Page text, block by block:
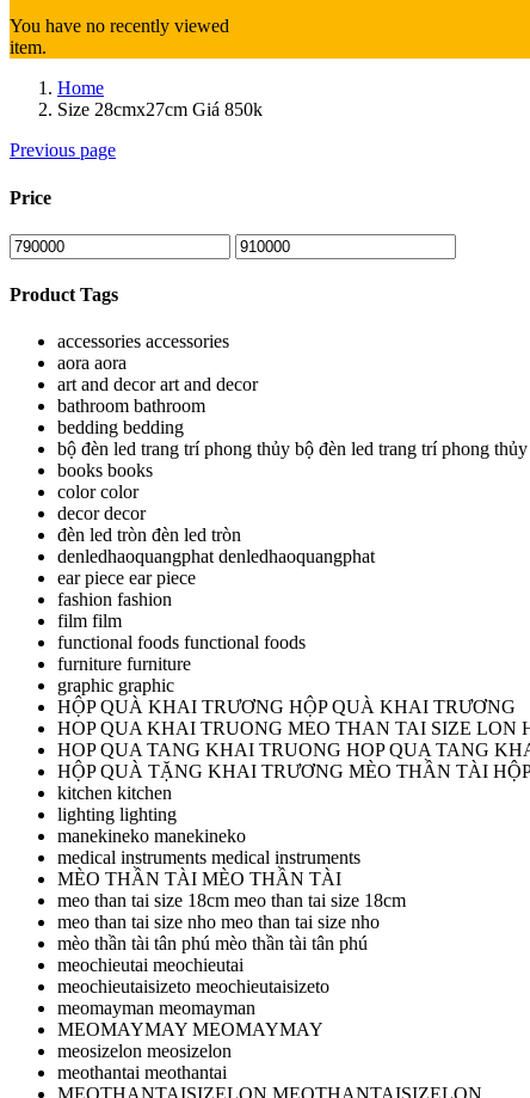
You have no recently viewed
item.
Home
Size 28cmx27cm Giá 850k
Previous page
Price
Product Tags
accessories accessories
aora aora
art and decorart and decor
bathroom bathroom
bedding bedding
bộ đèn led trang trí phong thủy bộ đèn led trang trí phong thủy
books books
colorcolor
decordecor
đèn led tròn đèn led tròn
denledhaoquangphatdenledhaoquangphat
ear piece ear piece
fashion fashion
film film
functional foods functional foods
furniture furniture
graphic graphic
HỘP QUÀ KHAI TRƯƠNG HỘP QUÀ KHAI TRƯƠNG
HOP QUA KHAI TRUONG MEO THAN TAI SIZE LON
HOP QUA TANG KHAI TRUONG HOP QUA TANG
HỘP QUÀ TẶNG KHAI TRƯƠNG MÈO THẦN TÀI
kitchen kitchen
lighting lighting
manekineko manekineko
medical instruments medical instruments
MÈO THẦN TÀI MÈO THẦN TÀI
meo than tai size 18cm meo than tai size 18cm
meo than tai size nho meo than tai size nho
mèo thần tài tân phú mèo thần tài tân phú
meochieutai meochieutai
meochieutaisizeto meochieutaisizeto
meomayman meomayman
MEOMAYMAY MEOMAYMAY
meosizelon meosizelon
meothantai meothantai